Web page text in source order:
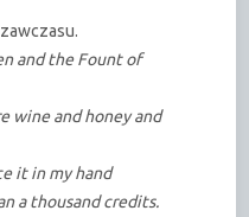
and the Fount of
wine and honey and
it in my hand
a thousand credits.